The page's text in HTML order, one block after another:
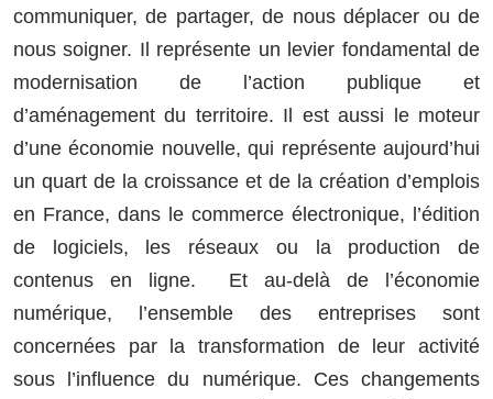
communiquer, de partager, de nous déplacer ou de
nous soigner. Il représente un levier fondamental de
modernisation de l’action publique et
d’aménagement du territoire. Il est aussi le moteur
d’une économie nouvelle, qui représente aujourd’hui
un quart de la croissance et de la création d’emplois
en France, dans le commerce électronique, l’édition
de logiciels, les réseaux ou la production de
contenus en ligne. Et au-delà de l’économie
numérique, l’ensemble des entreprises sont
concernées par la transformation de leur activité
sous l’influence du numérique. Ces changements